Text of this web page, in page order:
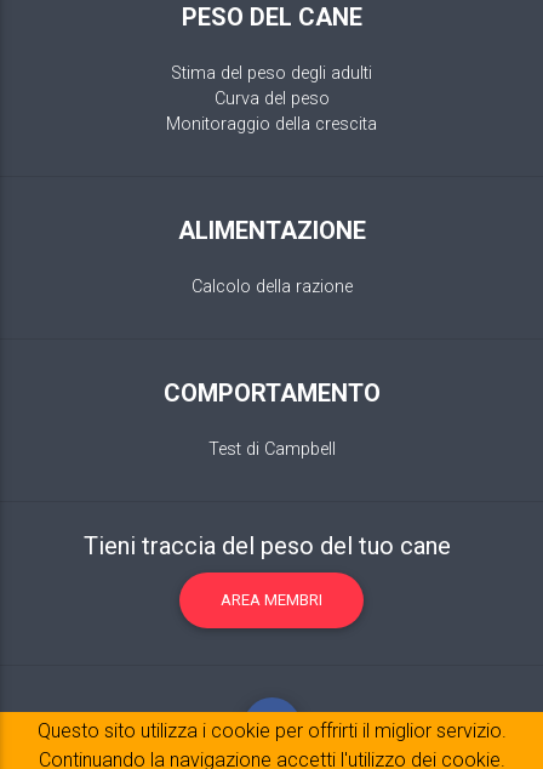
PESO DEL CANE
Stima del peso degli adulti
Curva del peso
Monitoraggio della crescita
ALIMENTAZIONE
Calcolo della razione
COMPORTAMENTO
Test di Campbell
Tieni traccia del peso del tuo cane
AREA MEMBRI
Questo sito utilizza i cookie per offrirti il ​​miglior servizio.
Continuando la navigazione accetti l'utilizzo dei cookie.